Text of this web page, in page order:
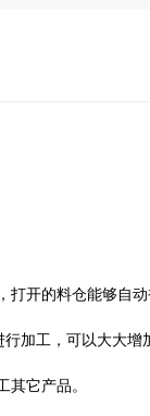
开的料仓能够自动
工，可以大大增
它产品。